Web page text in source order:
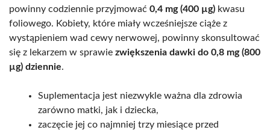
powinny codziennie przyjmować 0,4 mg (400 µg) kwasu
foliowego. Kobiety, które miały wcześniejsze ciąże z
wystąpieniem wad cewy nerwowej, powinny skonsultować
się z lekarzem w sprawie zwiększenia dawki do 0,8 mg (800
µg) dziennie.
Suplementacja jest niezwykle ważna dla zdrowia
zarówno matki, jak i dziecka,
zaczęcie jej co najmniej trzy miesiące przed